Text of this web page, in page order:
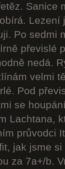
Sanice
Po sedmi
převislé
nedá.
velmi
Pod
se
Lachtana,
průvodci
jak jsme
za 7a+/b.